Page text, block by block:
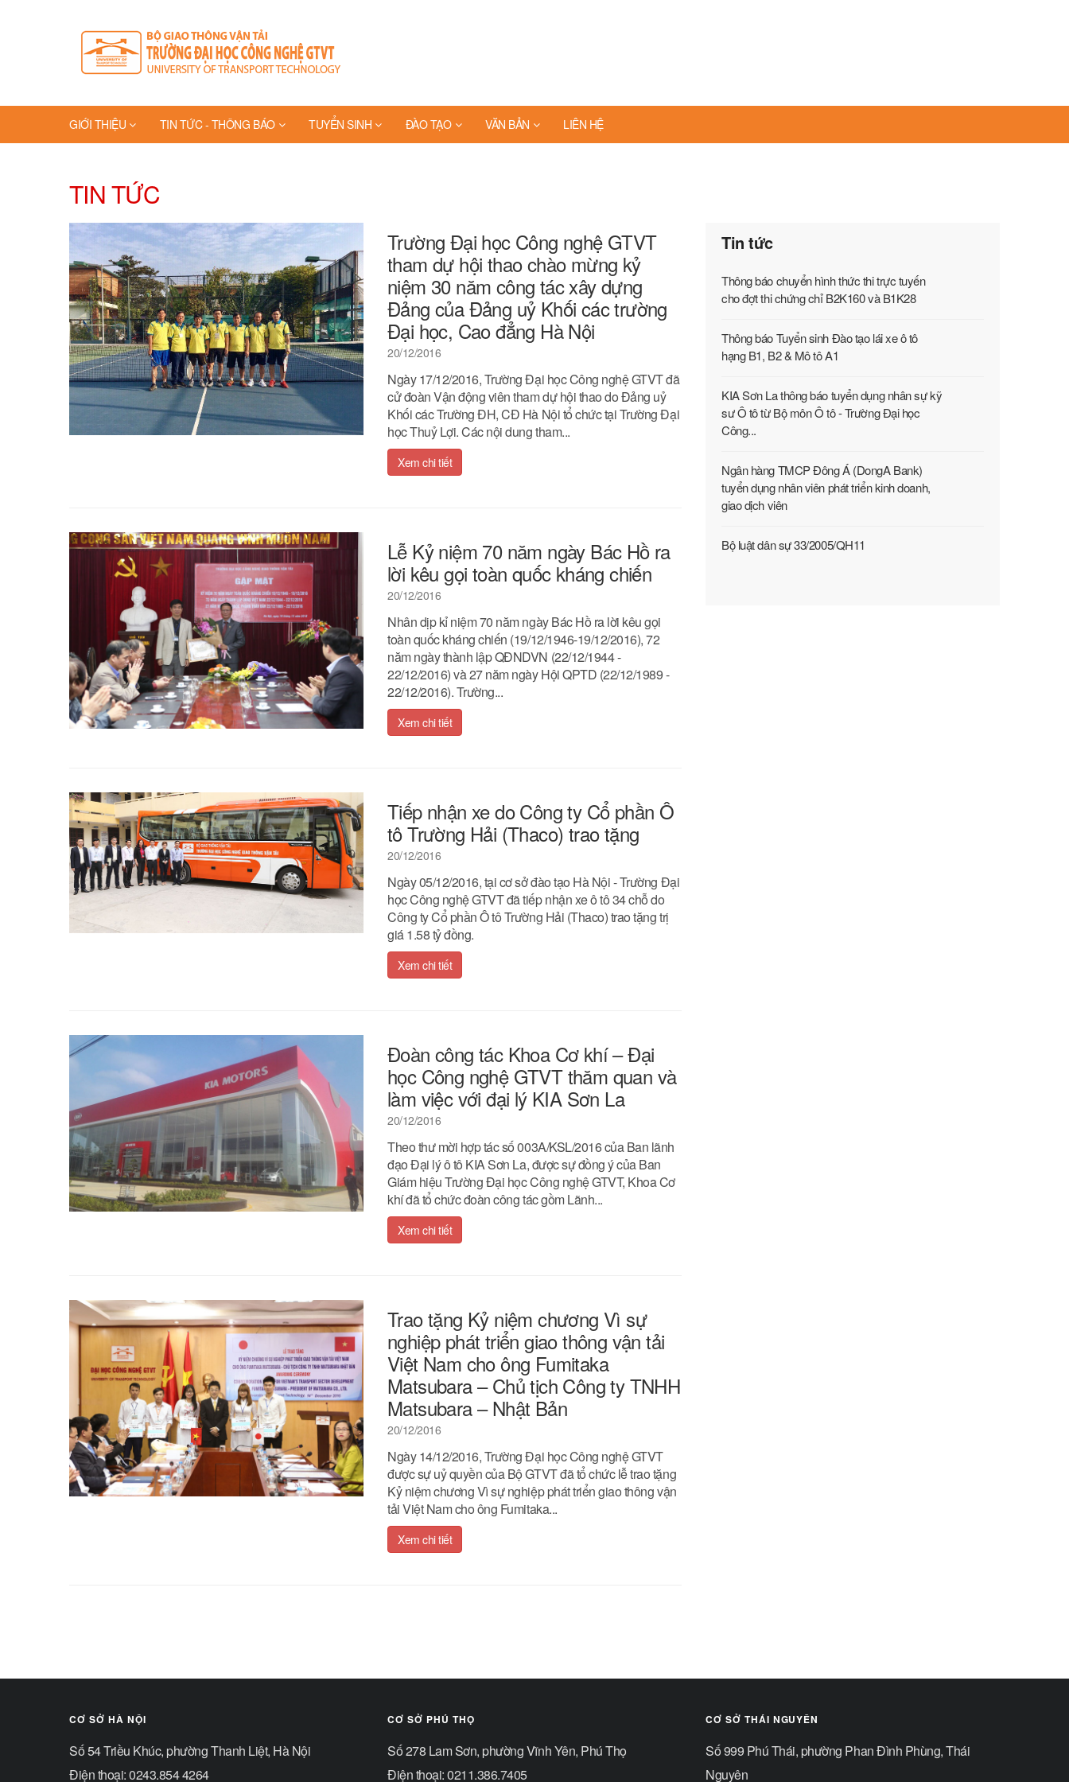
GIỚI THIỆU TIN TỨC - THÔNG BÁO TUYỂN SINH ĐÀO TẠO VĂN BẢN LIÊN HỆ
TIN TỨC
Trường Đại học Công nghệ GTVT
tham dự hội thao chào mừng kỷ
niệm 30 năm công tác xây dựng
Đảng của Đảng uỷ Khối các trường
Đại học, Cao đẳng Hà Nội
20/12/2016
Ngày 17/12/2016, Trường Đại học Công nghệ GTVT đã
cử đoàn Vận động viên tham dự hội thao do Đảng uỷ
Khối các Trường ĐH, CĐ Hà Nội tổ chức tại Trường Đại
học Thuỷ Lợi. Các nội dung tham...
Xem chi tiết
Lễ Kỷ niệm 70 năm ngày Bác Hồ ra
lời kêu gọi toàn quốc kháng chiến
20/12/2016
Nhân dịp kỉ niệm 70 năm ngày Bác Hồ ra lời kêu gọi
toàn quốc kháng chiến (19/12/1946-19/12/2016), 72
năm ngày thành lập QĐNDVN (22/12/1944 -
22/12/2016) và 27 năm ngày Hội QPTD (22/12/1989 -
22/12/2016). Trường...
Xem chi tiết
Tiếp nhận xe do Công ty Cổ phần Ô
tô Trường Hải (Thaco) trao tặng
20/12/2016
Ngày 05/12/2016, tại cơ sở đào tạo Hà Nội - Trường Đại
học Công nghệ GTVT đã tiếp nhận xe ô tô 34 chỗ do
Công ty Cổ phần Ô tô Trường Hải (Thaco) trao tặng trị
giá 1.58 tỷ đồng.
Xem chi tiết
Đoàn công tác Khoa Cơ khí – Đại
học Công nghệ GTVT thăm quan và
làm việc với đại lý KIA Sơn La
20/12/2016
Theo thư mời hợp tác số 003A/KSL/2016 của Ban lãnh
đạo Đại lý ô tô KIA Sơn La, được sự đồng ý của Ban
Giám hiệu Trường Đại học Công nghệ GTVT, Khoa Cơ
khí đã tổ chức đoàn công tác gồm Lãnh...
Xem chi tiết
Trao tặng Kỷ niệm chương Vì sự
nghiệp phát triển giao thông vận tải
Việt Nam cho ông Fumitaka
Matsubara – Chủ tịch Công ty TNHH
Matsubara – Nhật Bản
20/12/2016
Ngày 14/12/2016, Trường Đại học Công nghệ GTVT
được sự uỷ quyền của Bộ GTVT đã tổ chức lễ trao tặng
Kỷ niệm chương Vì sự nghiệp phát triển giao thông vận
tải Việt Nam cho ông Fumitaka...
Xem chi tiết
Tin tức
Thông báo chuyển hình thức thi trực tuyến
cho đợt thi chứng chỉ B2K160 và B1K28
Thông báo Tuyển sinh Đào tạo lái xe ô tô
hạng B1, B2 & Mô tô A1
KIA Sơn La thông báo tuyển dụng nhân sự kỹ
sư Ô tô từ Bộ môn Ô tô - Trường Đại học
Công...
Ngân hàng TMCP Đông Á (DongA Bank)
tuyển dụng nhân viên phát triển kinh doanh,
giao dịch viên
Bộ luật dân sự 33/2005/QH11
CƠ SỞ HÀ NỘI
Số 54 Triều Khúc, phường Thanh Liệt, Hà Nội
Điện thoại: 0243.854 4264
CƠ SỞ PHÚ THỌ
Số 278 Lam Sơn, phường Vĩnh Yên, Phú Thọ
Điện thoại: 0211.386.7405
CƠ SỞ THÁI NGUYÊN
Số 999 Phú Thái, phường Phan Đình Phùng, Thái
Nguyên